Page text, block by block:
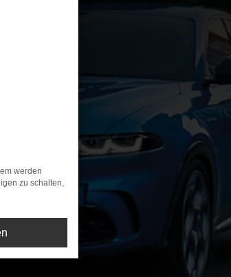
werden
zu schalten,